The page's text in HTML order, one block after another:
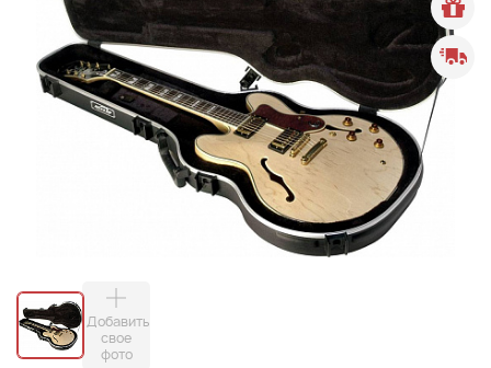
Добавить
свое
фото